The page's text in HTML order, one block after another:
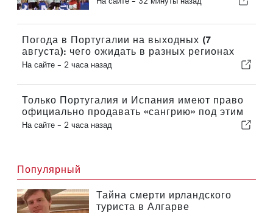
себе выход в следующий
Погода в Португалии на выходных (7
августа): чего ожидать в разных регионах
страны в эти выходные
На сайте - 2 часа назад
Только Португалия и Испания имеют право
официально продавать «сангрию» под этим
названием
На сайте - 2 часа назад
Популярный
Тайна смерти ирландского
туриста в Алгарве